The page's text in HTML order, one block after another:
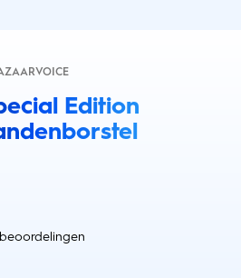
Edition
beoordelingen